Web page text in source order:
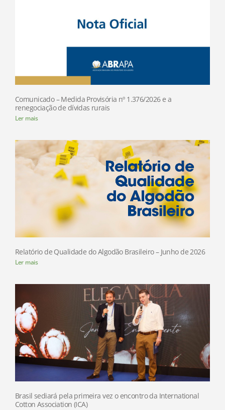
Comunicado – Medida Provisória nº 1.376/2026 e a
renegociação de dívidas rurais
Ler mais
Relatório de Qualidade do Algodão Brasileiro – Junho de 2026
Ler mais
Brasil sediará pela primeira vez o encontro da International
Cotton Association (ICA)